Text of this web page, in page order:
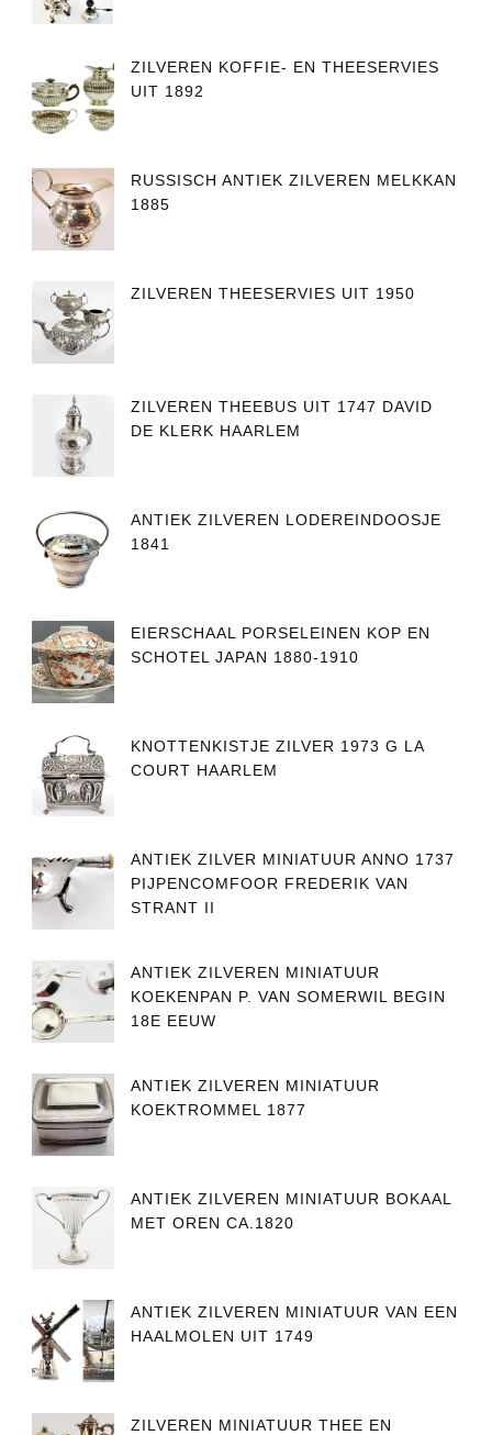
ZILVEREN KOFFIE- EN THEESERVIES
UIT 1892
RUSSISCH ANTIEK ZILVEREN MELKKAN
1885
ZILVEREN THEESERVIES UIT 1950
ZILVEREN THEEBUS UIT 1747 DAVID
DE KLERK HAARLEM
ANTIEK ZILVEREN LODEREINDOOSJE
1841
EIERSCHAAL PORSELEINEN KOP EN
SCHOTEL JAPAN 1880-1910
KNOTTENKISTJE ZILVER 1973 G LA
COURT HAARLEM
ANTIEK ZILVER MINIATUUR ANNO 1737
PIJPENCOMFOOR FREDERIK VAN
STRANT II
ANTIEK ZILVEREN MINIATUUR
KOEKENPAN P. VAN SOMERWIL BEGIN
18E EEUW
ANTIEK ZILVEREN MINIATUUR
KOEKTROMMEL 1877
ANTIEK ZILVEREN MINIATUUR BOKAAL
MET OREN CA.1820
ANTIEK ZILVEREN MINIATUUR VAN EEN
HAALMOLEN UIT 1749
ZILVEREN MINIATUUR THEE EN